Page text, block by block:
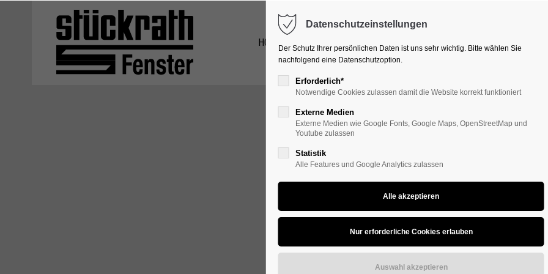
Login
Benutzername
Support
Lorem ipsum dolor sit amet:
24h / 365days
We offer support for our customers
(GMT +1)
San Francisco, CA 94102
Have any questions?
Drop us a line
info@yourdomain.com
HOME UNTERNEHMEN BAUELEMENTE GEWERBE
Datenschutzeinstellungen
Der Schutz Ihrer persönlichen Daten ist uns sehr wichtig. Bitte wählen Sie
nachfolgend eine Datenschutzoption.
Erforderlich*
Notwendige Cookies zulassen damit die Website korrekt funktioniert
Externe Medien
Externe Medien wie Google Fonts, Google Maps, OpenStreetMap und
Youtube zulassen
Statistik
Alle Features und Google Analytics zulassen